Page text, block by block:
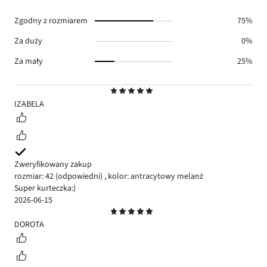
5
IZABELA
Zweryfikowany zakup
rozmiar: 42 (odpowiedni) , kolor: antracytowy melanż
Super kurteczka:)
2026-06-15
5
DOROTA
Zgodny z rozmiarem
75%
Za duży
0%
Za mały
25%